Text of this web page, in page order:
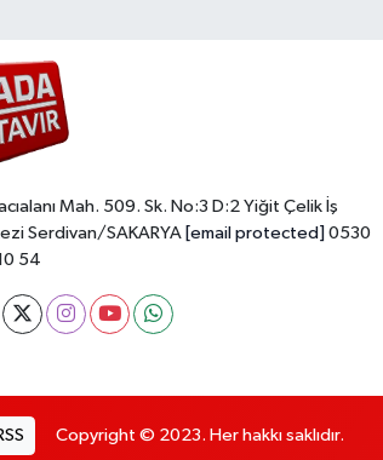
Mah. 509. Sk. No:3 D:2 Yiğit Çelik İş
Serdivan/SAKARYA [email protected] 0530
54
Copyright © 2023. Her hakkı saklıdır.